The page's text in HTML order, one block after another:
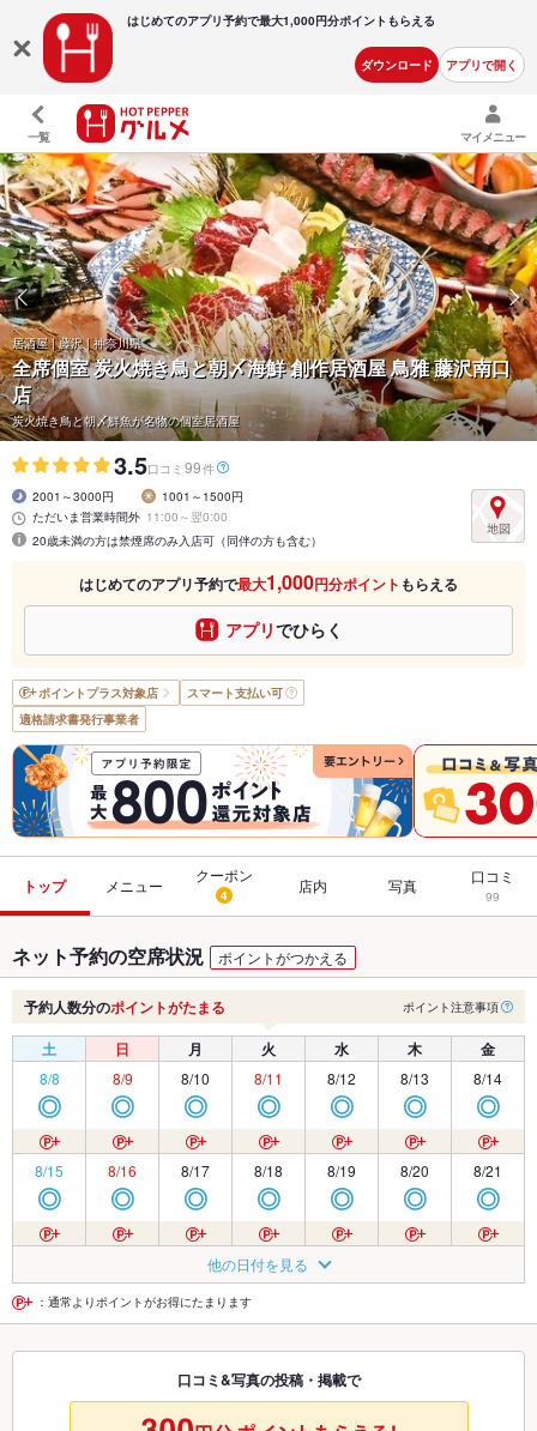
はじめてのアプリ予約で最大1,000円分ポイントもらえる
ダウンロード アプリで開く
一覧 マイメニュー
居酒屋 | 藤沢 | 神奈川県
全席個室 炭火焼き鳥と朝〆海鮮 創作居酒屋 鳥雅 藤沢南口
店
炭火焼き鳥と朝〆鮮魚が名物の個室居酒屋
3.5口コミ 99件
2001～3000円
1001～1500円
ただいま営業時間外 11:00～翌0:00
20歳未満の方は禁煙席のみ入店可（同伴の方も含む）
はじめてのアプリ予約で最大1,000円分ポイント もらえる
アプリでひらく
ポイントプラス対象店
スマート支払い可
適格請求書発行事業者
トップ メニュー
クーポン
4 店内 写真 口コミ
99
ネット予約の空席状況 ポイントがつかえる
予約人数分のポイントがたまる ポイント注意事項
土 日 月 火 水 木 金
8/8
◎
8/9
◎
8/10
◎
8/11
◎
8/12
◎
8/13
◎
8/14
◎
8/15
◎
8/16
◎
8/17
◎
8/18
◎
8/19
◎
8/20
◎
8/21
◎
◎ ◎
8/24
◎
8/25
◎
8/26
◎ ◎ ◎
8/29 8/30 8/31
◎
9/1
◎
9/2
◎
9/3 9/4
他の日付を見る
：通常よりポイントがお得にたまります
口コミ&写真の投稿・掲載で